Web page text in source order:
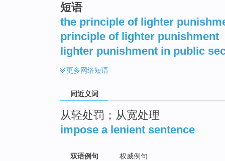
短语
the principle of lighter
principle of lighter punishment
lighter punishment in public
更多网络短语
同近义词
从轻处罚；从宽处理
impose a lenient sentence
双语例句 权威例句